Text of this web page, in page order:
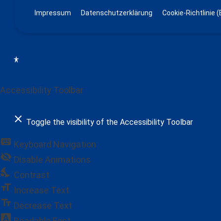
Impressum Datenschutzerklärung Cookie-Richtlinie
Accessibility Toolbar
close Toggle the visibility of the Accessibility Toolbar
keyboard Keyboard Navigation
visibility_off Disable Animations
nights_stay Contrast
format_size Increase Text
text_fields Decrease Text
font_download